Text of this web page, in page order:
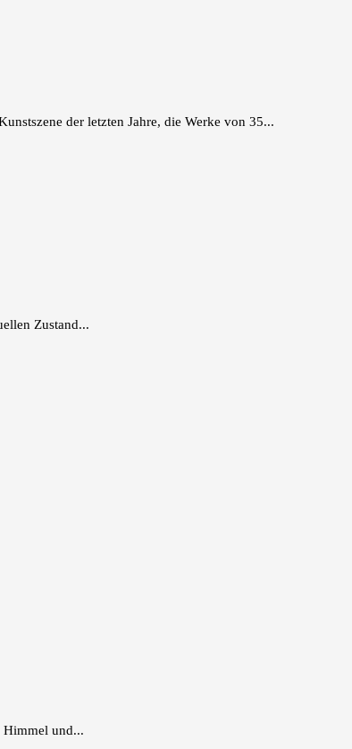
der letzten Jahre, die Werke von 35...
Zustand...
Himmel und...